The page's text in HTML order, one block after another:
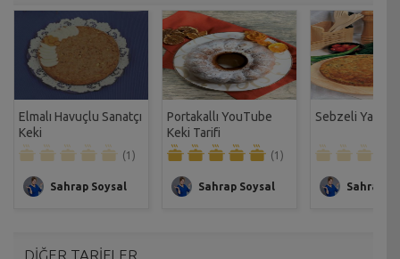
Elmalı Havuçlu Sanatçı
Keki
(1)
Sahrap Soysal
Portakallı YouTube
Keki Tarifi
(1)
Sahrap Soysal
Sebzeli Yaz
Sahrap
DİĞER TARİFLER